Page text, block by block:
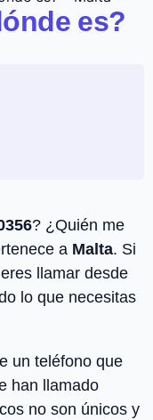
es?
? ¿Quién me
a Malta. Si
llamar desde
lo que necesitas
un teléfono que
han llamado
no son únicos y